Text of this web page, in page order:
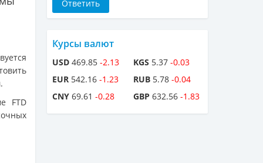
FTD
Курсы валют
USD 469.85 -2.13
EUR 542.16 -1.23
CNY 69.61 -0.28
KGS 5.37 -0.03
RUB 5.78 -0.04
GBP 632.56 -1.83